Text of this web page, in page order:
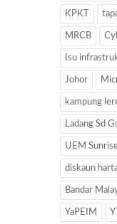
KPKT
MRCB
Isu
Johor
kampung
Ladang Sd
UEM
diskaun
Bandar
YaPEIM